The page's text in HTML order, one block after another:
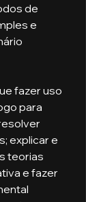
de
e
para
explicar e
teorias
e fazer